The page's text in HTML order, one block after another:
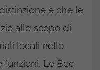
è che le
allo scopo di
locali nello
Le Bcc